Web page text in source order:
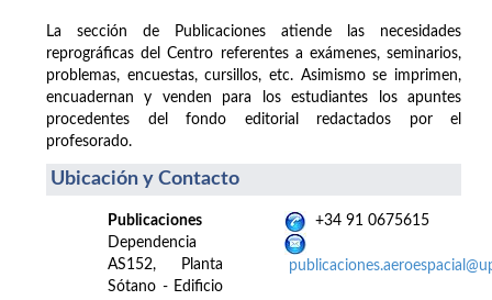
La sección de Publicaciones atiende las necesidades
reprográficas del Centro referentes a exámenes, seminarios,
problemas, encuestas, cursillos, etc. Asimismo se imprimen,
encuadernan y venden para los estudiantes los apuntes
procedentes del fondo editorial redactados por el
profesorado.
Ubicación y Contacto
Publicaciones
Dependencia
AS152, Planta
Sótano - Edificio
+34 91 0675615